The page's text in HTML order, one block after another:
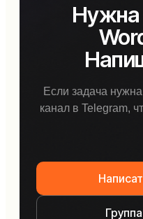
Если задача
канал в Telegram,